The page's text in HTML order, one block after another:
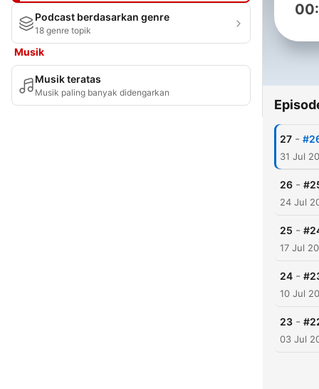
Podcast berdasarkan genre
18 genre topik
Musik
Musik teratas
Musik paling banyak didengarkan
27 -
31 Jul
26 -
24 Jul
25 -
17 Jul
24 -
10 Jul
23 -
03 Jul